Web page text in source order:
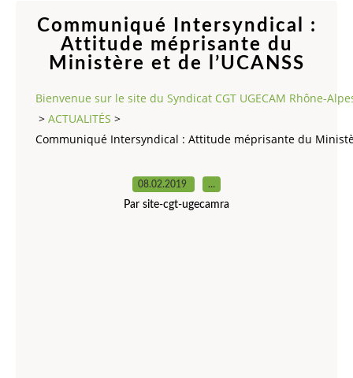
Communiqué Intersyndical :
Attitude méprisante du
Ministère et de l’UCANSS
Bienvenue sur le site du Syndicat CGT UGECAM Rhône-
> ACTUALITÉS >
Communiqué Intersyndical : Attitude méprisante du
08.02.2019 …
Par site-cgt-ugecamra